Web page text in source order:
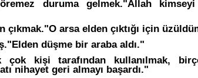
duruma gelmek."Allah
çıkmak."O arsa elden çıktığı için
düşme bir araba aldı."
çok kişi tarafından kullanılmak,
nihayet geri almayı başardı."